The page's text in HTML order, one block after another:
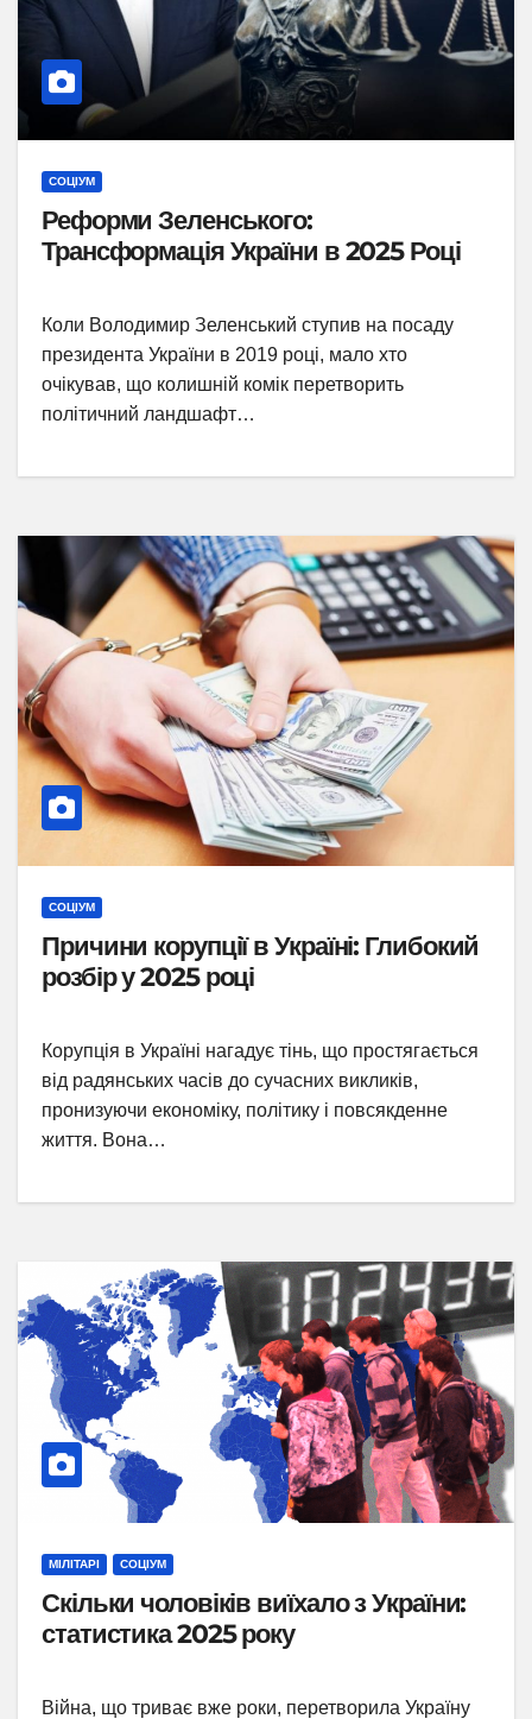
СОЦІУМ
Реформи Зеленського:
Трансформація України в 2025 Році
Коли Володимир Зеленський ступив на посаду
президента України в 2019 році, мало хто
очікував, що колишній комік перетворить
політичний ландшафт…
СОЦІУМ
Причини корупції в Україні: Глибокий
розбір у 2025 році
Корупція в Україні нагадує тінь, що простягається
від радянських часів до сучасних викликів,
пронизуючи економіку, політику і повсякденне
життя. Вона…
МІЛІТАРІ СОЦІУМ
Скільки чоловіків виїхало з України:
статистика 2025 року
Війна, що триває вже роки, перетворила Україну